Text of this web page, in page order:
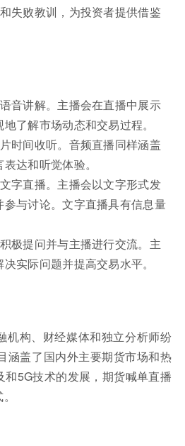
失败教训，为投资者提供借鉴
音讲解。主播会在直播中展示
了解市场动态和交易过程。
时间收听。音频直播同样涵盖
达和听觉体验。
字直播。主播会以文字形式发
与讨论。文字直播具有信息量
极提问并与主播进行交流。主
实际问题并提高交易水平。
机构、财经媒体和独立分析师纷
涵盖了国内外主要期货市场和热
5G技术的发展，期货喊单直播